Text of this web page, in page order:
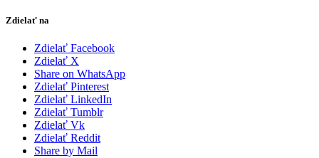
Zdielať na
Zdielať Facebook
Zdielať X
Share on WhatsApp
Zdielať Pinterest
Zdielať LinkedIn
Zdielať Tumblr
Zdielať Vk
Zdielať Reddit
Share by Mail